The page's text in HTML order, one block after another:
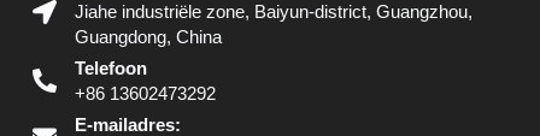
Jiahe industriële zone, Baiyun-district, Guangzhou,
Guangdong, China
Telefoon
+86 13602473292
E-mailadres: